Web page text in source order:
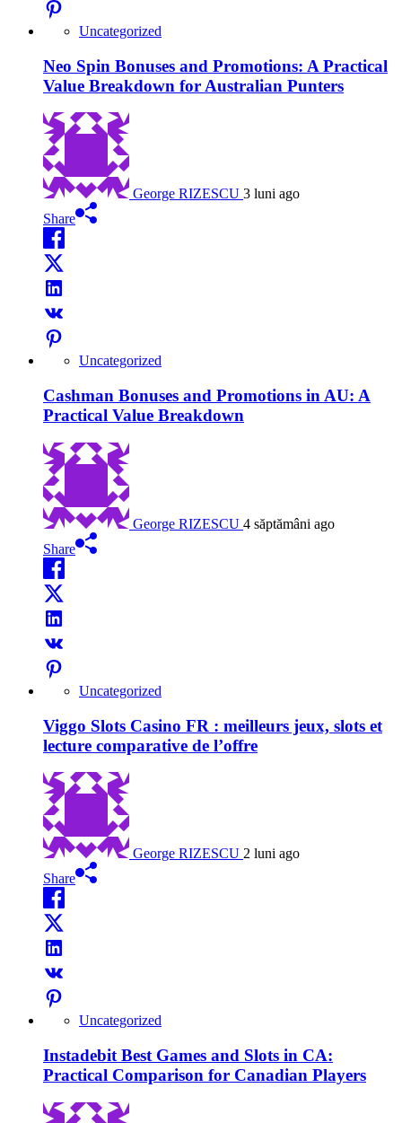
Uncategorized
Neo Spin Bonuses and Promotions: A Practical
Value Breakdown for Australian Punters
George RIZESCU 3 luni ago
Share
Uncategorized
Cashman Bonuses and Promotions in AU: A
Practical Value Breakdown
George RIZESCU 4 săptămâni ago
Share
Uncategorized
Viggo Slots Casino FR : meilleurs jeux, slots et
lecture comparative de l’offre
George RIZESCU 2 luni ago
Share
Uncategorized
Instadebit Best Games and Slots in CA:
Practical Comparison for Canadian Players